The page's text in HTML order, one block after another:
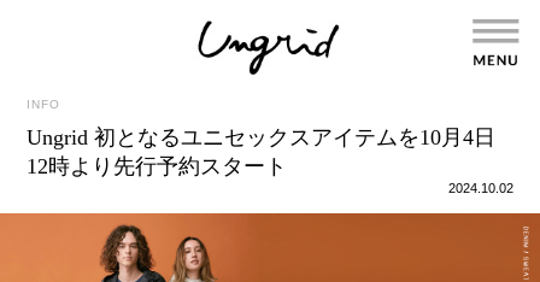
INFO
Ungrid 初となるユニセックスアイテムを10月4日
12時より先行予約スタート
2024.10.02